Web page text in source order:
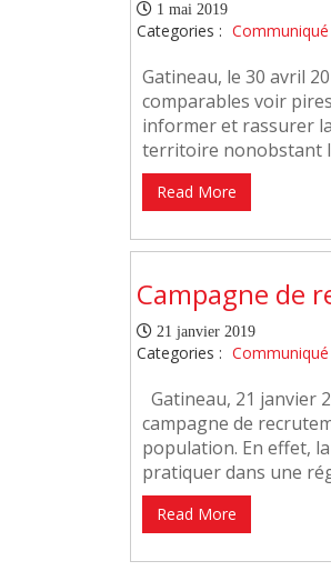
1 mai 2019
Categories :
Gatineau, le 30 avril
comparables voir
informer et rassurer
territoire nonobstant
Read More
Campagne de
21 janvier 2019
Categories :
Gatineau, 21 janvier
campagne de
population. En effet,
pratiquer dans une
Read More